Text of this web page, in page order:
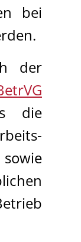
bei
der
die